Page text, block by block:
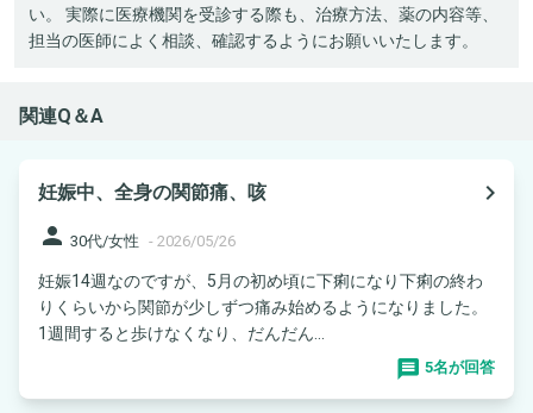
い。 実際に医療機関を受診する際も、治療方法、薬の内容等、
担当の医師によく相談、確認するようにお願いいたします。
関連Q＆A
妊娠中、全身の関節痛、咳
navigate_next
person 30代/女性 - 2026/05/26
妊娠14週なのですが、5月の初め頃に下痢になり下痢の終わ
りくらいから関節が少しずつ痛み始めるようになりました。
1週間すると歩けなくなり、だんだん...
5名が回答